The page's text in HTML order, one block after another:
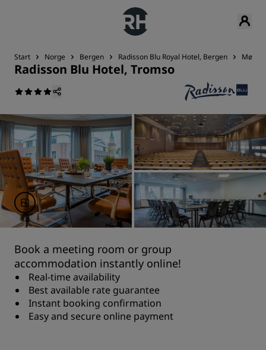
Start Norge Bergen Radisson Blu Royal Hotel, Bergen Møder
Radisson Blu Hotel, Tromso
Book a meeting room or group
accommodation instantly online!
Real-time availability
Best available rate guarantee
Instant booking confirmation
Easy and secure online payment